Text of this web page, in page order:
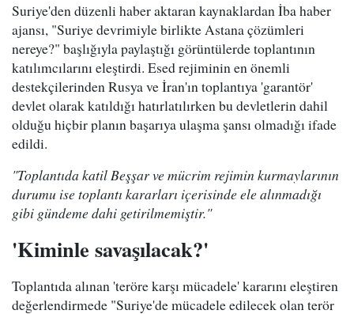
Suriye'den düzenli haber aktaran kaynaklardan İba haber
ajansı, "Suriye devrimiyle birlikte Astana çözümleri
nereye?" başlığıyla paylaştığı görüntülerde toplantının
katılımcılarını eleştirdi. Esed rejiminin en önemli
destekçilerinden Rusya ve İran'ın toplantıya 'garantör'
devlet olarak katıldığı hatırlatılırken bu devletlerin dahil
olduğu hiçbir planın başarıya ulaşma şansı olmadığı ifade
edildi.
"Toplantıda katil Beşşar ve mücrim rejimin kurmaylarının
durumu ise toplantı kararları içerisinde ele alınmadığı
gibi gündeme dahi getirilmemiştir."
'Kiminle savaşılacak?'
Toplantıda alınan 'teröre karşı mücadele' kararını eleştiren
değerlendirmede "Suriye'de mücadele edilecek olan terör